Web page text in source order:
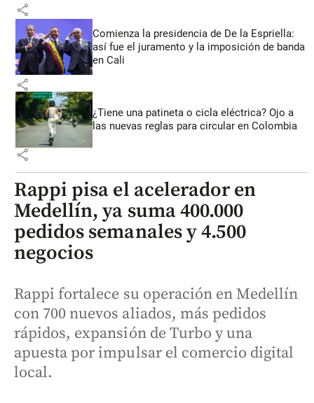
share
Comienza la presidencia de De la Espriella:
así fue el juramento y la imposición de banda
en Cali
share
¿Tiene una patineta o cicla eléctrica? Ojo a
las nuevas reglas para circular en Colombia
share
Rappi pisa el acelerador en
Medellín, ya suma 400.000
pedidos semanales y 4.500
negocios
Rappi fortalece su operación en Medellín
con 700 nuevos aliados, más pedidos
rápidos, expansión de Turbo y una
apuesta por impulsar el comercio digital
local.